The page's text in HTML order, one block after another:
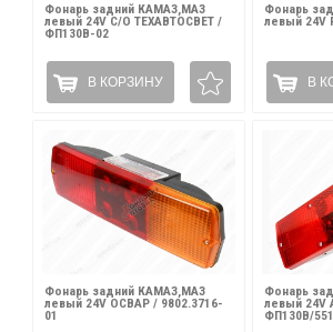
Фонарь задний КАМАЗ,МАЗ
левый 24V С/О ТЕХАВТОСВЕТ /
ФП130В-02
В КОРЗИНУ
Фонарь
левый 24V
В
Фонарь задний КАМАЗ,МАЗ
левый 24V ОСВАР / 9802.3716-
01
Фонарь
левый 24V
ФП130В/